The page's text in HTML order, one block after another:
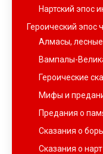
Нартский эпос
Героический эпос
Алмасы,
Вампалы-
Героические
Мифы и
Предания о
Сказания о
Сказания о